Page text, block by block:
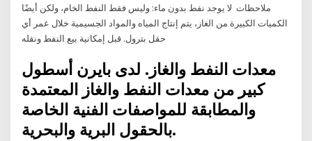
ملاحظات لا يوجد نفط بدون ماء: وليس فقط النفط الخام، ولكن أيضًا
الكميات الكبيرة من الغاز، يتم إنتاج المياه والمواد الجسيمية خلال عمر أي
معدات النفط والغاز. لدى بايرن أسطول
كبير من معدات النفط والغاز المعتمدة
والمطابقة للمواصفات الفنية الخاصة
بالحقول البرية والبحرية.